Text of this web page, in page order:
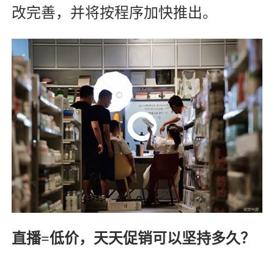
改完善，并将按程序加快推出。
直播=低价，天天促销可以坚持多久？